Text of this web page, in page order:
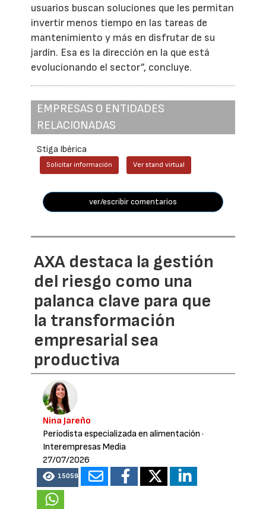
usuarios buscan soluciones que les permitan
invertir menos tiempo en las tareas de
mantenimiento y más en disfrutar de su
jardín. Esa es la dirección en la que está
evolucionando el sector”, concluye.
EMPRESAS O ENTIDADES
RELACIONADAS
Stiga Ibérica
Solicitar información Ver stand virtual
ver/escribir comentarios
AXA destaca la gestión
del riesgo como una
palanca clave para que
la transformación
empresarial sea
productiva
Nina Jareño
Periodista especializada en alimentación ·
Interempresas Media
27/07/2026
15059